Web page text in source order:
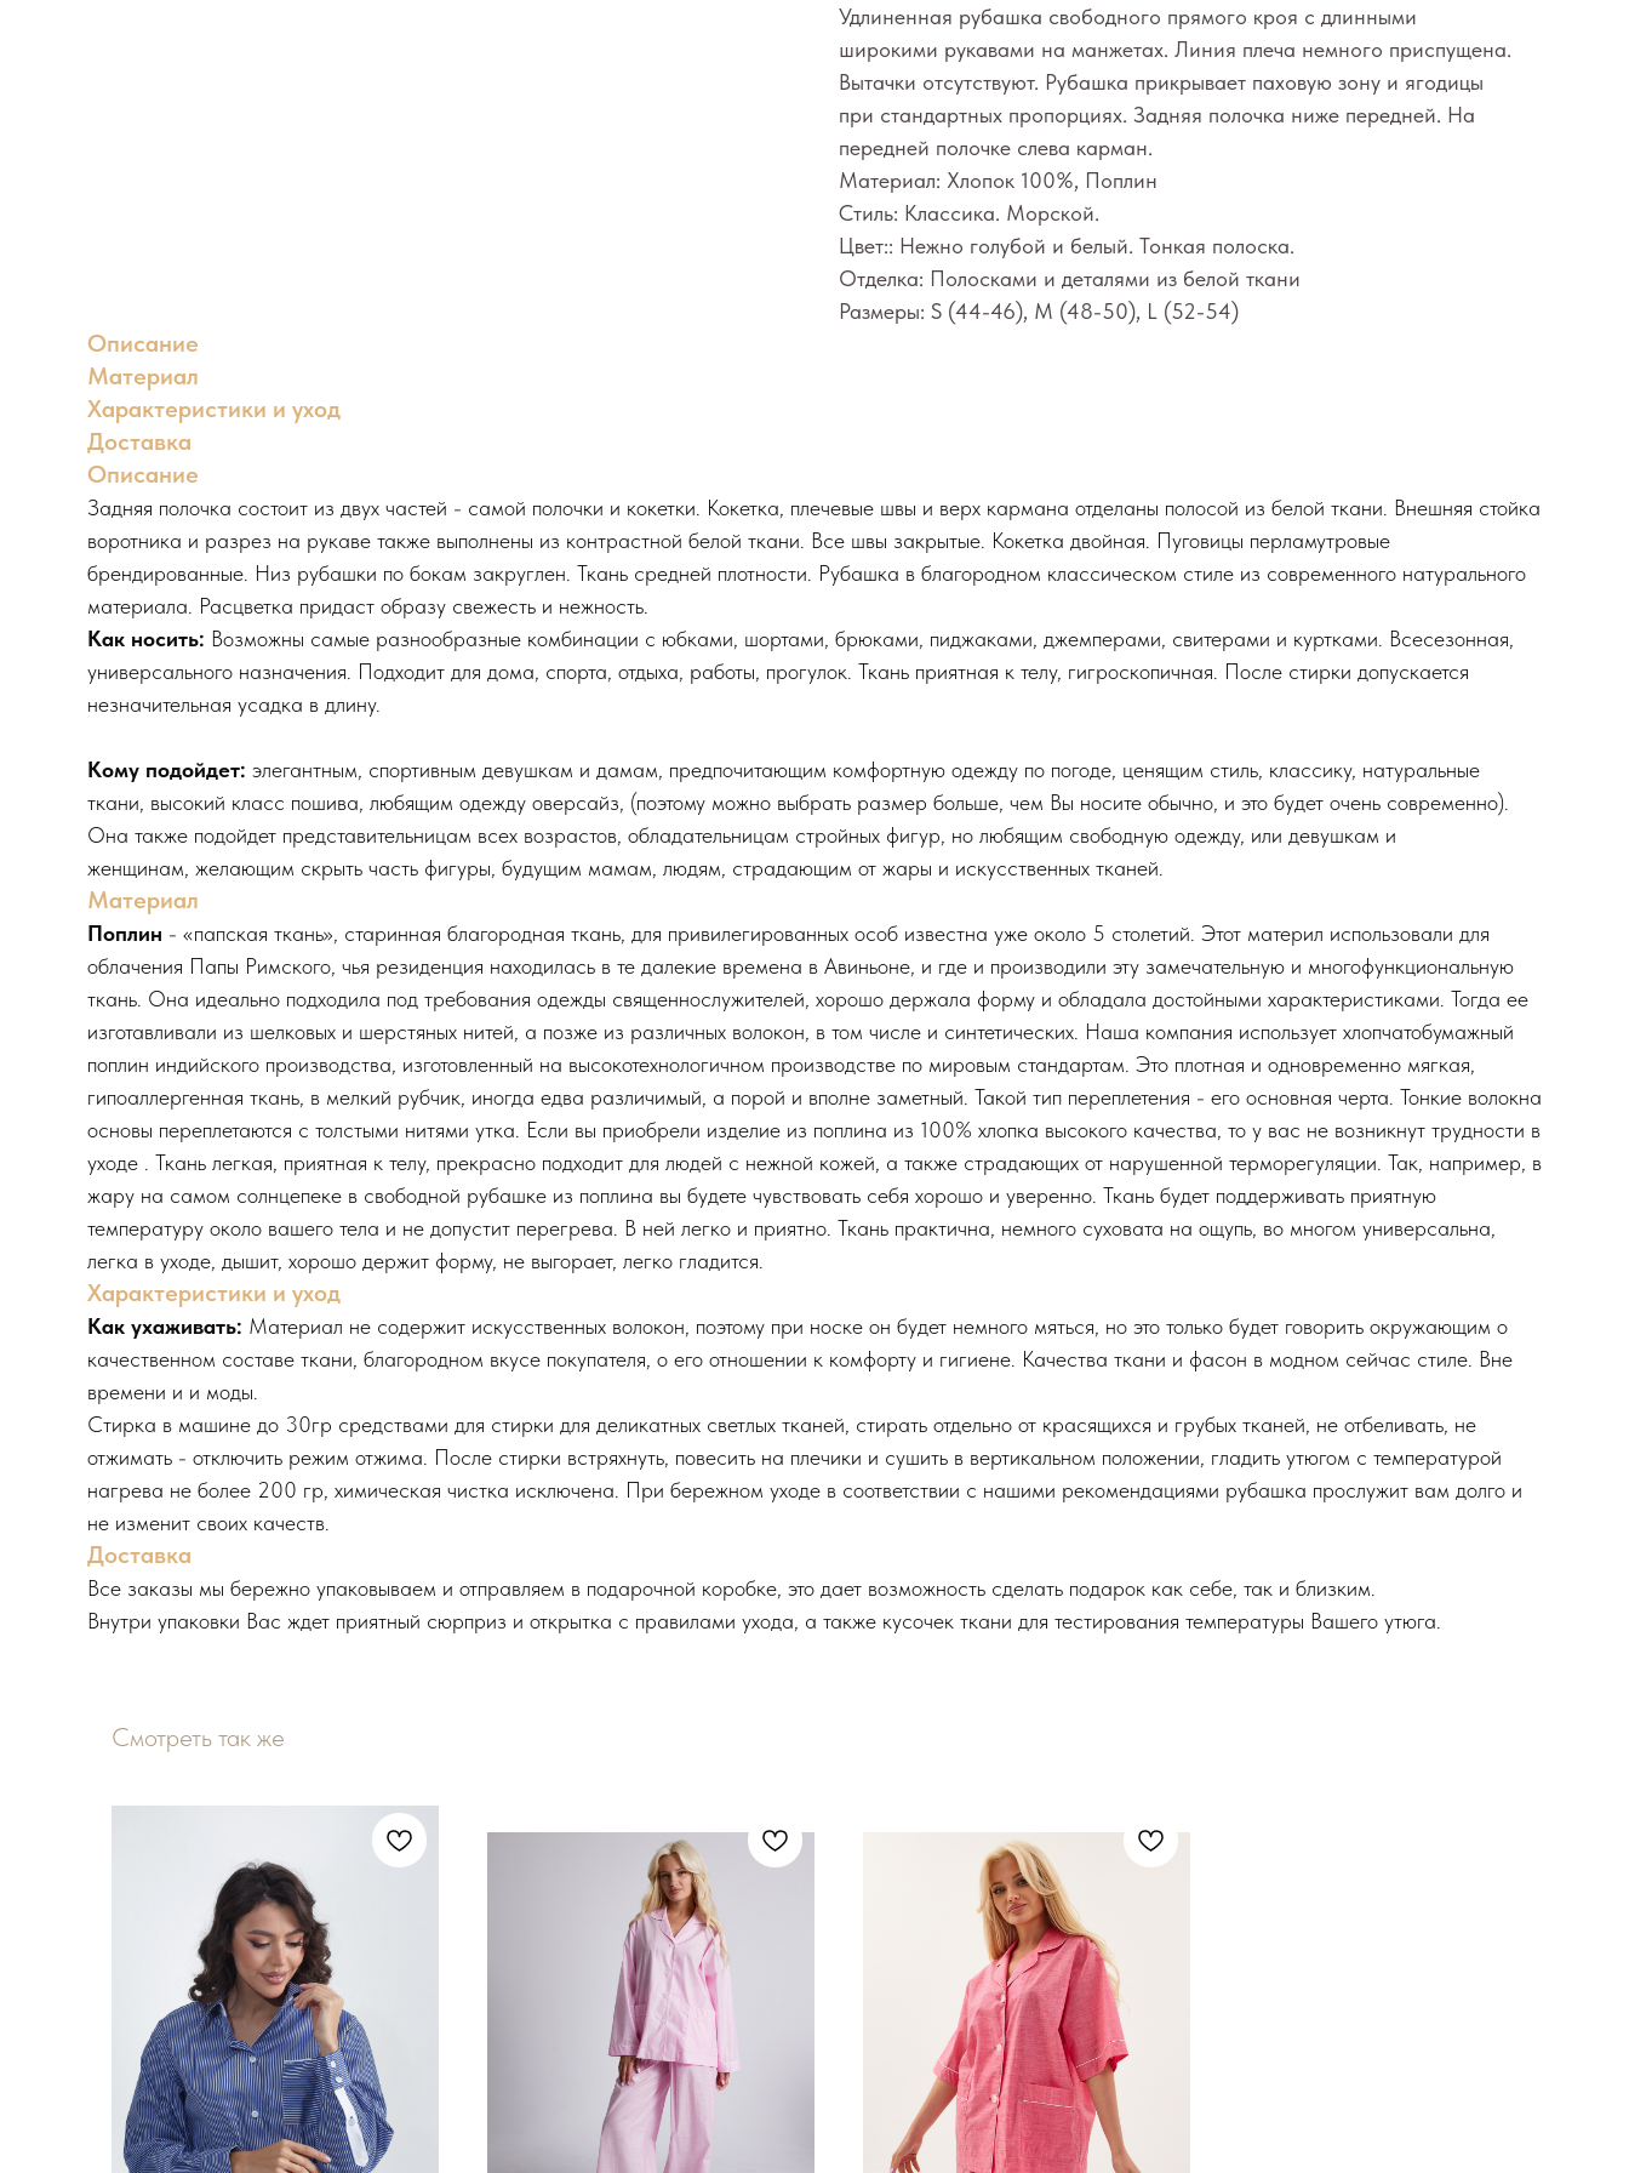
Удлиненная рубашка свободного прямого кроя с длинными
широкими рукавами на манжетах. Линия плеча немного приспущена.
Вытачки отсутствуют. Рубашка прикрывает паховую зону и ягодицы
при стандартных пропорциях. Задняя полочка ниже передней. На
передней полочке слева карман.
Материал: Хлопок 100%, Поплин
Стиль: Классика. Морской.
Цвет:: Нежно голубой и белый. Тонкая полоска.
Отделка: Полосками и деталями из белой ткани
Размеры: S (44-46), M (48-50), L (52-54)
Описание
Материал
Характеристики и уход
Доставка
Описание
Задняя полочка состоит из двух частей - самой полочки и кокетки. Кокетка, плечевые швы и верх кармана отделаны полосой из белой ткани. Внешняя стойка
воротника и разрез на рукаве также выполнены из контрастной белой ткани. Все швы закрытые. Кокетка двойная. Пуговицы перламутровые
брендированные. Низ рубашки по бокам закруглен. Ткань средней плотности. Рубашка в благородном классическом стиле из современного натурального
материала. Расцветка придаст образу свежесть и нежность.
Как носить: Возможны самые разнообразные комбинации с юбками, шортами, брюками, пиджаками, джемперами, свитерами и куртками. Всесезонная,
универсального назначения. Подходит для дома, спорта, отдыха, работы, прогулок. Ткань приятная к телу, гигроскопичная. После стирки допускается
незначительная усадка в длину.
Кому подойдет: элегантным, спортивным девушкам и дамам, предпочитающим комфортную одежду по погоде, ценящим стиль, классику, натуральные
ткани, высокий класс пошива, любящим одежду оверсайз, (поэтому можно выбрать размер больше, чем Вы носите обычно, и это будет очень современно).
Она также подойдет представительницам всех возрастов, обладательницам стройных фигур, но любящим свободную одежду, или девушкам и
женщинам, желающим скрыть часть фигуры, будущим мамам, людям, страдающим от жары и искусственных тканей.
Материал
Поплин - «папская ткань», старинная благородная ткань, для привилегированных особ известна уже около 5 столетий. Этот материл использовали для
облачения Папы Римского, чья резиденция находилась в те далекие времена в Авиньоне, и где и производили эту замечательную и многофункциональную
ткань. Она идеально подходила под требования одежды священнослужителей, хорошо держала форму и обладала достойными характеристиками. Тогда ее
изготавливали из шелковых и шерстяных нитей, а позже из различных волокон, в том числе и синтетических. Наша компания использует хлопчатобумажный
поплин индийского производства, изготовленный на высокотехнологичном производстве по мировым стандартам. Это плотная и одновременно мягкая,
гипоаллергенная ткань, в мелкий рубчик, иногда едва различимый, а порой и вполне заметный. Такой тип переплетения - его основная черта. Тонкие волокна
основы переплетаются с толстыми нитями утка. Если вы приобрели изделие из поплина из 100% хлопка высокого качества, то у вас не возникнут трудности в
уходе . Ткань легкая, приятная к телу, прекрасно подходит для людей с нежной кожей, а также страдающих от нарушенной терморегуляции. Так, например, в
жару на самом солнцепеке в свободной рубашке из поплина вы будете чувствовать себя хорошо и уверенно. Ткань будет поддерживать приятную
температуру около вашего тела и не допустит перегрева. В ней легко и приятно. Ткань практична, немного суховата на ощупь, во многом универсальна,
легка в уходе, дышит, хорошо держит форму, не выгорает, легко гладится.
Характеристики и уход
Как ухаживать: Материал не содержит искусственных волокон, поэтому при носке он будет немного мяться, но это только будет говорить окружающим о
качественном составе ткани, благородном вкусе покупателя, о его отношении к комфорту и гигиене. Качества ткани и фасон в модном сейчас стиле. Вне
времени и и моды.
Стирка в машине до 30гр средствами для стирки для деликатных светлых тканей, стирать отдельно от красящихся и грубых тканей, не отбеливать, не
отжимать - отключить режим отжима. После стирки встряхнуть, повесить на плечики и сушить в вертикальном положении, гладить утюгом с температурой
нагрева не более 200 гр, химическая чистка исключена. При бережном уходе в соответствии с нашими рекомендациями рубашка прослужит вам долго и
не изменит своих качеств.
Доставка
Все заказы мы бережно упаковываем и отправляем в подарочной коробке, это дает возможность сделать подарок как себе, так и близким.
Внутри упаковки Вас ждет приятный сюрприз и открытка с правилами ухода, а также кусочек ткани для тестирования температуры Вашего утюга.
Смотреть так же